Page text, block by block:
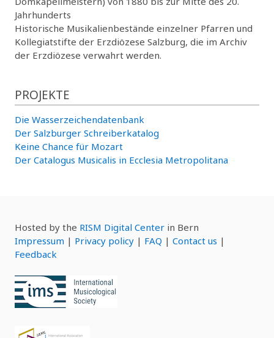
Jahrhunderts
Historische Musikalienbestände einzelner Pfarren und
Kollegiatstifte der Erzdiözese Salzburg, die im Archiv
der Erzdiözese verwahrt werden.
PROJEKTE
Die Wasserzeichendatenbank
Der Salzburger Schreiberkatalog
Keine Chance für Mozart
Der Catalogus Musicalis in Ecclesia Metropolitana
Hosted by the RISM Digital Center in Bern
Impressum | Privacy policy | FAQ | Contact us |
Feedback